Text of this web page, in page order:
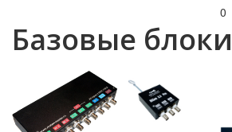
0
Базовые блоки